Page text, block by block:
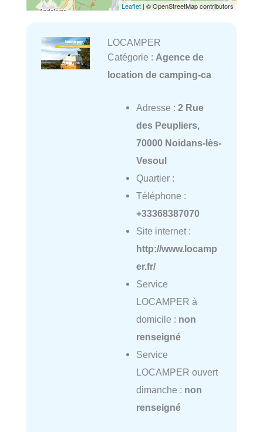
Leaflet | © OpenStreetMap contributors
LOCAMPER
Catégorie : Agence de
location de camping-ca
Adresse : 2 Rue
des Peupliers,
70000 Noidans-lès-
Vesoul
Quartier :
Téléphone :
+33368387070
Site internet :
http://www.locamp
er.fr/
Service
LOCAMPER à
domicile : non
renseigné
Service
LOCAMPER ouvert
dimanche : non
renseigné